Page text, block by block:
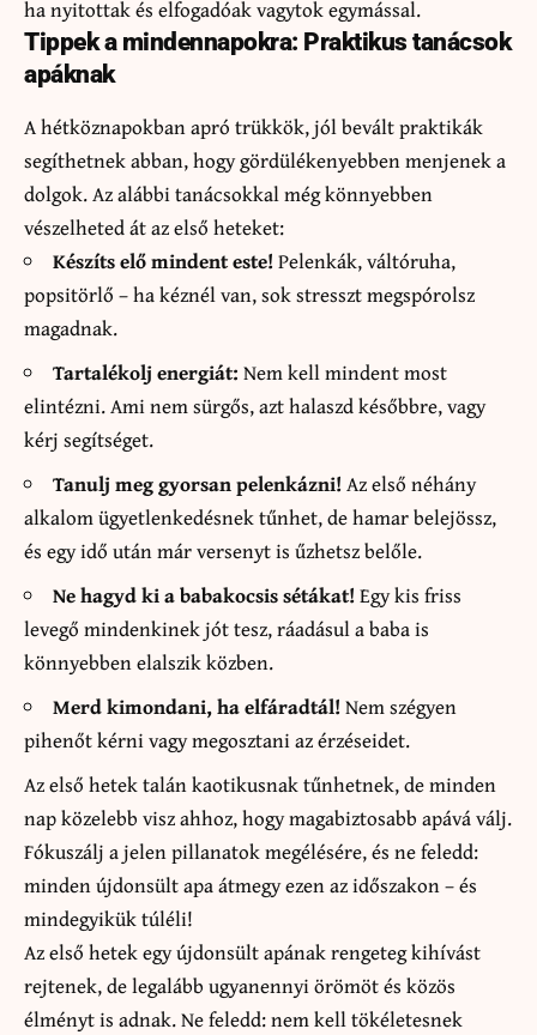
ha nyitottak és elfogadóak vagytok egymással.
Tippek a mindennapokra: Praktikus tanácsok
apáknak
A hétköznapokban apró trükkök, jól bevált praktikák
segíthetnek abban, hogy gördülékenyebben menjenek a
dolgok. Az alábbi tanácsokkal még könnyebben
vészelheted át az első heteket:
Készíts elő mindent este! Pelenkák, váltóruha,
popsitörlő – ha kéznél van, sok stresszt megspórolsz
magadnak.
Tartalékolj energiát: Nem kell mindent most
elintézni. Ami nem sürgős, azt halaszd későbbre, vagy
kérj segítséget.
Tanulj meg gyorsan pelenkázni! Az első néhány
alkalom ügyetlenkedésnek tűnhet, de hamar belejössz,
és egy idő után már versenyt is űzhetsz belőle.
Ne hagyd ki a babakocsis sétákat! Egy kis friss
levegő mindenkinek jót tesz, ráadásul a baba is
könnyebben elalszik közben.
Merd kimondani, ha elfáradtál! Nem szégyen
pihenőt kérni vagy megosztani az érzéseidet.
Az első hetek talán kaotikusnak tűnhetnek, de minden
nap közelebb visz ahhoz, hogy magabiztosabb apává válj.
Fókuszálj a jelen pillanatok megélésére, és ne feledd:
minden újdonsült apa átmegy ezen az időszakon – és
mindegyikük túléli!
Az első hetek egy újdonsült apának rengeteg kihívást
rejtenek, de legalább ugyanennyi örömöt és közös
élményt is adnak. Ne feledd: nem kell tökéletesnek